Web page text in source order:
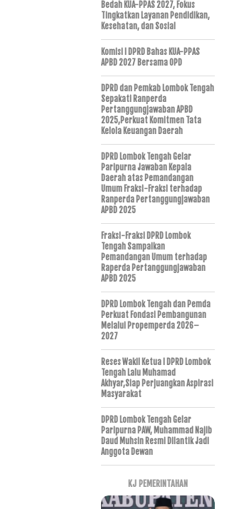
Bedah KUA-PPAS 2027, Fokus
Tingkatkan Layanan Pendidikan,
Kesehatan, dan Sosial
Komisi I DPRD Bahas KUA-PPAS
APBD 2027 Bersama OPD
DPRD dan Pemkab Lombok Tengah
Sepakati Ranperda
Pertanggungjawaban APBD
2025,Perkuat Komitmen Tata
Kelola Keuangan Daerah
DPRD Lombok Tengah Gelar
Paripurna Jawaban Kepala
Daerah atas Pemandangan
Umum Fraksi-Fraksi terhadap
Ranperda Pertanggungjawaban
APBD 2025
Fraksi-Fraksi DPRD Lombok
Tengah Sampaikan
Pemandangan Umum terhadap
Raperda Pertanggungjawaban
APBD 2025
DPRD Lombok Tengah dan Pemda
Perkuat Fondasi Pembangunan
Melalui Propemperda 2026–
2027
Reses Wakil Ketua I DPRD Lombok
Tengah Lalu Muhamad
Akhyar,Siap Perjuangkan Aspirasi
Masyarakat
DPRD Lombok Tengah Gelar
Paripurna PAW, Muhammad Najib
Daud Muhsin Resmi Dilantik Jadi
Anggota Dewan
KJ PEMERINTAHAN